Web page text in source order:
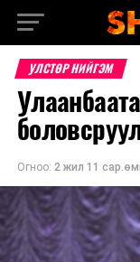
УЛСТӨР НИЙГЭМ
Огноо: 2 жил 11